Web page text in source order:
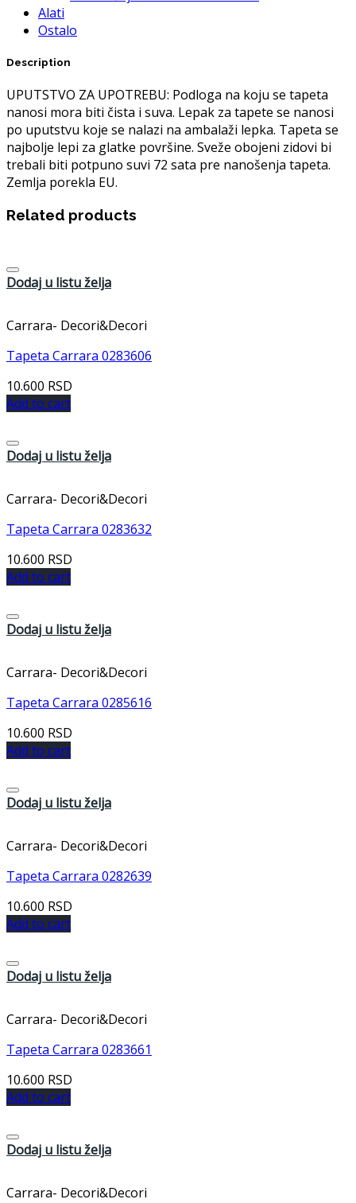
Alati
Ostalo
Description
UPUTSTVO ZA UPOTREBU: Podloga na koju se tapeta
nanosi mora biti čista i suva. Lepak za tapete se nanosi
po uputstvu koje se nalazi na ambalaži lepka. Tapeta se
najbolje lepi za glatke površine. Sveže obojeni zidovi bi
trebali biti potpuno suvi 72 sata pre nanošenja tapeta.
Zemlja porekla EU.
Related products
Dodaj u listu želja
Carrara- Decori&Decori
Tapeta Carrara 0283606
10.600 RSD
Add to cart
Dodaj u listu želja
Carrara- Decori&Decori
Tapeta Carrara 0283632
10.600 RSD
Add to cart
Dodaj u listu želja
Carrara- Decori&Decori
Tapeta Carrara 0285616
10.600 RSD
Add to cart
Dodaj u listu želja
Carrara- Decori&Decori
Tapeta Carrara 0282639
10.600 RSD
Add to cart
Dodaj u listu želja
Carrara- Decori&Decori
Tapeta Carrara 0283661
10.600 RSD
Add to cart
Dodaj u listu želja
Carrara- Decori&Decori